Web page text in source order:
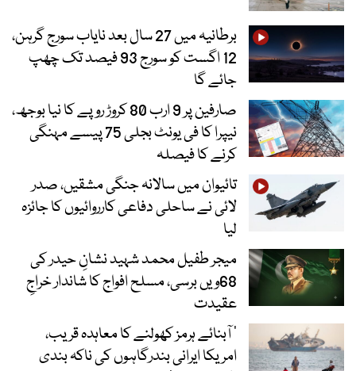
برطانیہ میں 27 سال بعد نایاب سورج گرہن،
12 اگست کو سورج 93 فیصد تک چھپ
جائے گا
صارفین پر 9 ارب 80 کروڑ روپے کا نیا بوجھ،
نیپرا کا فی یونٹ بجلی 75 پیسے مہنگی
کرنے کا فیصلہ
تائیوان میں سالانہ جنگی مشقیں، صدر
لائی نے ساحلی دفاعی کارروائیوں کا جائزہ
لیا
میجر طفیل محمد شہید نشانِ حیدر کی
68ویں برسی، مسلح افواج کا شاندار خراجِ
عقیدت
’ آبنائے ہرمز کھولنے کا معاہدہ قریب،
امریکا ایرانی بندرگاہوں کی ناکہ بندی